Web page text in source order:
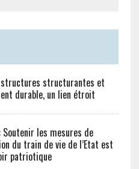
structurantes et
durable, un lien étroit
Soutenir les mesures de
du train de vie de l’Etat est
patriotique